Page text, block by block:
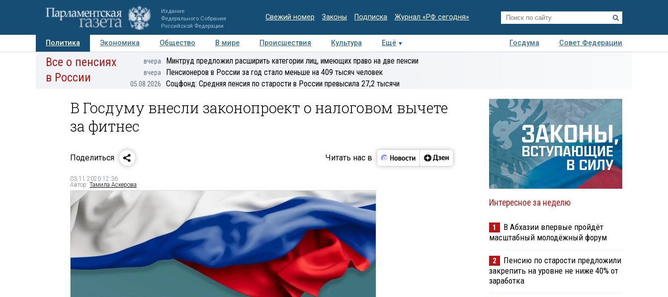
Издание
Федерального Собрания
Российской Федерации
Свежий номер Законы Подписка Журнал «РФ сегодня»
Политика Экономика Общество В мире Происшествия Культура Ещё Госдума
Совет Федерации
Авторы Персоны Мнения Регионы Медиацентр Интервью Колумнисты
Деловая
Все о пенсиях
в России
вчера Минтруд предложил расширить категории лиц, имеющих право на две пенсии
вчера Пенсионеров в России за год стало меньше на 409 тысяч человек
05.08.2026 Соцфонд: Средняя пенсия по старости в России превысила 27,2 тысячи
В Госдуму внесли законопроект о налоговом вычете
за фитнес
Поделиться Читать нас в
03.11.2020 12:36
Автор: Тамила Аскерова
Интересное за неделю
1
В Абхазии впервые пройдёт
масштабный молодёжный форум
2
Пенсию по старости предложили
закрепить на уровне не ниже 40% от
заработка